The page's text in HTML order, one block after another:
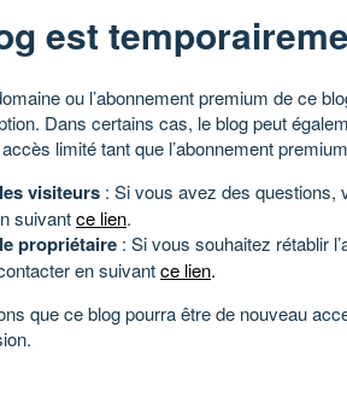
est
ou l’abonnement premium de ce
Dans certains cas, le blog peut
limité tant que l’abonnement
visiteurs : Si vous avez des questions,
suivantce lien.
propriétaire : Si vous souhaitez rétablir
en suivantce lien.
que ce blog pourra être de nouveau